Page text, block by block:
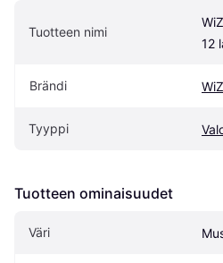
Tuotteen nimi
12
Brändi WiZ
Tyyppi
Tuotteen ominaisuudet
Väri